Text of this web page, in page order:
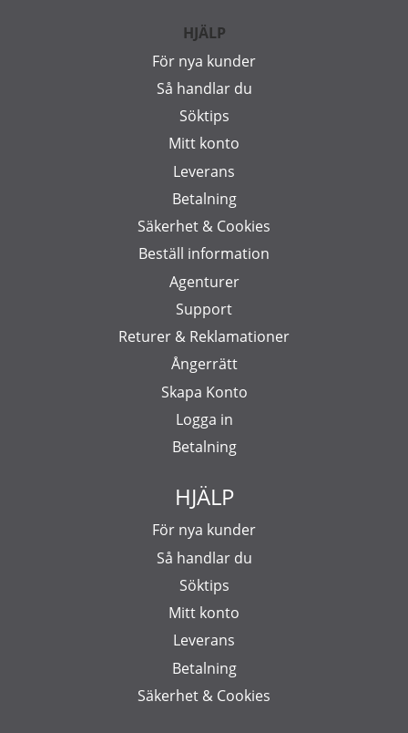
HJÄLP
För nya kunder
Så handlar du
Söktips
Mitt konto
Leverans
Betalning
Säkerhet & Cookies
Beställ information
Agenturer
Support
Returer & Reklamationer
Ångerrätt
Skapa Konto
Logga in
Betalning
HJÄLP
För nya kunder
Så handlar du
Söktips
Mitt konto
Leverans
Betalning
Säkerhet & Cookies